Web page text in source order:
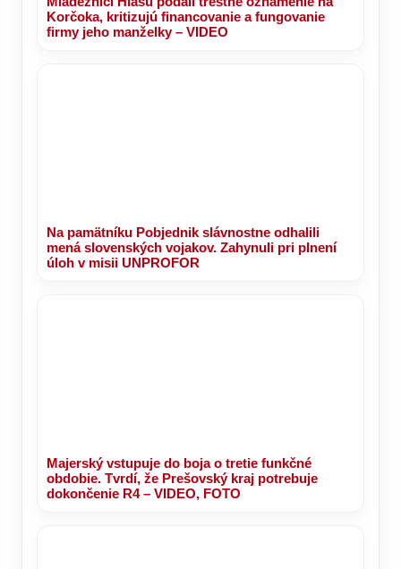
Korčoka, kritizujú financovanie a fungovanie
firmy jeho manželky – VIDEO
Na pamätníku Pobjednik slávnostne odhalili
mená slovenských vojakov. Zahynuli pri plnení
úloh v misii UNPROFOR
Majerský vstupuje do boja o tretie funkčné
obdobie. Tvrdí, že Prešovský kraj potrebuje
dokončenie R4 – VIDEO, FOTO